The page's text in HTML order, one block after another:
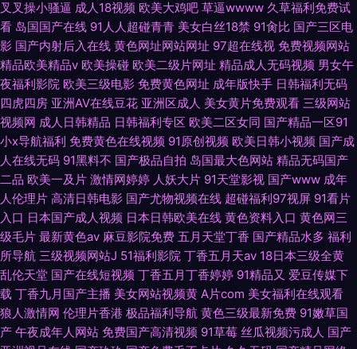
叉叉操小骚逼 成人18视频 欧美大鸡吧 草逼wwww 久草福利免费试
看 岛国国产在线 91人人超碰青青 美女白丝18禁 91肏比 国产三区电
影 国产内射后入在线 黄色网址网站网址 97超在线视 免费视频网站
精品欧美精品v 欧美操碰 欧美二级片网址 精品成人无码视频 男女午
夜福利影院 欧美三级电影 免费黄色网址 成年版快手 日韩福利无码
四虎四房 亚洲AV在线豆花 亚洲区成人 美女黄片免费观看 三级网站
视频网 成人日韩精品 日韩福利专区 欧美二区女同 国产精品一区91
小x导航福利 免费黄色在线视频 91原创视频 欧美日韩小视频 国产成
人在线无码 91黑料不 国产极品自拍 岛国最大色网站 精品无码国产
二品 欧美一及片 激情网婷婷 人妖大片 91天堂影视 国产www 成年
人伦理片 高清日韩电影 国产尤物视频在线 超碰福利97视屏 91看片
入口 日本国产成人视频 日本日韩欧美在线 黄色资料入口 黄色网三
级毛片 最新黄色av 麻豆影院免费 五月天堂丁香 国产精品水多 福利
所导航 三级视频网站J 51福利影院 丁香五月天av 18日本三级全黄
乱伦天堂 国产在线短视频 丁香五月丁香婷婷 91精品又 爱豆传媒下
载 丁香九月国产主播 美女网站视频黄 A片com 美女福利在线观看
狼人激情网 伦理片香港 极品福利导航 黄色三级最新免费 91嫩草国
产 午夜成年人网站 免费国产高清视频 91草莓 丝瓜视频污成人 国产